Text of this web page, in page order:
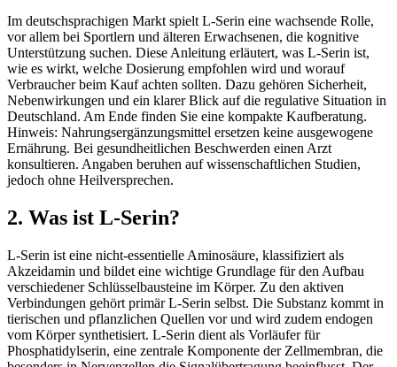
Im deutschsprachigen Markt spielt L-Serin eine wachsende Rolle,
vor allem bei Sportlern und älteren Erwachsenen, die kognitive
Unterstützung suchen. Diese Anleitung erläutert, was L-Serin ist,
wie es wirkt, welche Dosierung empfohlen wird und worauf
Verbraucher beim Kauf achten sollten. Dazu gehören Sicherheit,
Nebenwirkungen und ein klarer Blick auf die regulative Situation in
Deutschland. Am Ende finden Sie eine kompakte Kaufberatung.
Hinweis: Nahrungsergänzungsmittel ersetzen keine ausgewogene
Ernährung. Bei gesundheitlichen Beschwerden einen Arzt
konsultieren. Angaben beruhen auf wissenschaftlichen Studien,
jedoch ohne Heilversprechen.
2. Was ist L-Serin?
L-Serin ist eine nicht-essentielle Aminosäure, klassifiziert als
Akzeidamin und bildet eine wichtige Grundlage für den Aufbau
verschiedener Schlüsselbausteine im Körper. Zu den aktiven
Verbindungen gehört primär L-Serin selbst. Die Substanz kommt in
tierischen und pflanzlichen Quellen vor und wird zudem endogen
vom Körper synthetisiert. L-Serin dient als Vorläufer für
Phosphatidylserin, eine zentrale Komponente der Zellmembran, die